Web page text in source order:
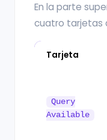
En la parte
cuatro tarjetas
Tarjeta
Query
Available